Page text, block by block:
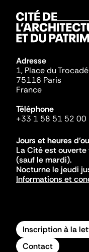
Adresse
1, Place du
75116 Paris
France
Téléphone
+33 1 58 51 52 00
Jours et heures
La Cité est ouverte
(sauf le mardi).
Nocturne le jeudi
Informations et
Inscription à la
Contact